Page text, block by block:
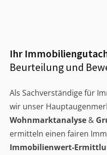
Ihr
Beurteilung und
Als Sachverständige für
wir unser
Wohnmarktanalyse &
ermitteln einen fairen
Immobilienwert-